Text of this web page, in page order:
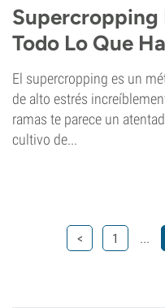
Supercropping
Todo Lo Que
El supercropping es un
de alto estrés
ramas te parece un
cultivo de...
< 1 ...